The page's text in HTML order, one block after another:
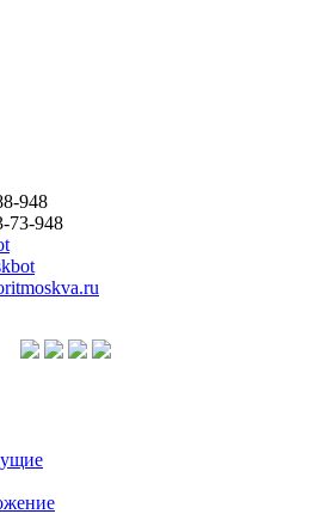
948
73-948